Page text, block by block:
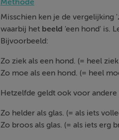
Misschien ken je de vergelijking '
waarbij het beeld 'een hond' is.
Bijvoorbeeld:
Zo ziek als een hond. (= heel
Zo moe als een hond. (= heel
Hetzelfde geldt ook voor
Zo helder als glas. (= als iets
Zo broos als glas. (= als iets erg